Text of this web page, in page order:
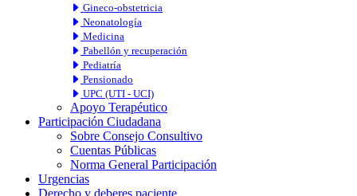
Gineco-obstetricia
Neonatología
Medicina
Pabellón y recuperación
Pediatría
Pensionado
UPC (UTI - UCI)
Apoyo Terapéutico
Participación Ciudadana
Sobre Consejo Consultivo
Cuentas Públicas
Norma General Participación
Urgencias
Derecho y deberes paciente